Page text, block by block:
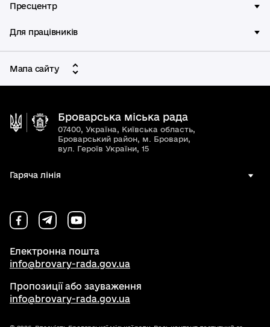
Пресцентр
Для працівників
Мапа сайту
Броварська міська рада
07400, Україна, Київська область,
Броварський район, м. Бровари,
вул. Героїв України, 15
Гаряча лінія
Електронна пошта
info@brovary-rada.gov.ua
Пропозиції або зауваження
info@brovary-rada.gov.ua